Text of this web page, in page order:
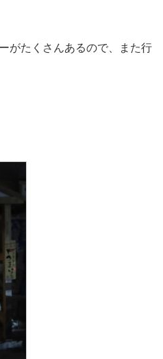
がたくさんあるので、また行